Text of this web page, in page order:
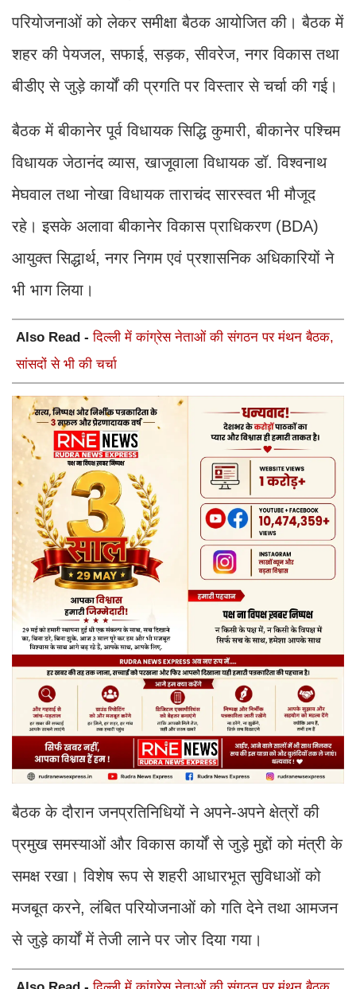
परियोजनाओं को लेकर समीक्षा बैठक आयोजित की। बैठक में
शहर की पेयजल, सफाई, सड़क, सीवरेज, नगर विकास तथा
बीडीए से जुड़े कार्यों की प्रगति पर विस्तार से चर्चा की गई।
बैठक में बीकानेर पूर्व विधायक सिद्धि कुमारी, बीकानेर पश्चिम
विधायक जेठानंद व्यास, खाजूवाला विधायक डॉ. विश्वनाथ
मेघवाल तथा नोखा विधायक ताराचंद सारस्वत भी मौजूद
रहे। इसके अलावा बीकानेर विकास प्राधिकरण (BDA)
आयुक्त सिद्धार्थ, नगर निगम एवं प्रशासनिक अधिकारियों ने
भी भाग लिया।
Also Read -दिल्ली में कांग्रेस नेताओं की संगठन पर मंथन बैठक,
सांसदों से भी की चर्चा
बैठक के दौरान जनप्रतिनिधियों ने अपने-अपने क्षेत्रों की
प्रमुख समस्याओं और विकास कार्यों से जुड़े मुद्दों को मंत्री के
समक्ष रखा। विशेष रूप से शहरी आधारभूत सुविधाओं को
मजबूत करने, लंबित परियोजनाओं को गति देने तथा आमजन
से जुड़े कार्यों में तेजी लाने पर जोर दिया गया।